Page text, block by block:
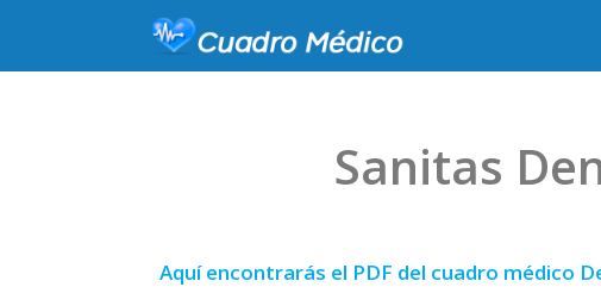
Sanitas
Aquí encontrarás el PDF del cuadro médico